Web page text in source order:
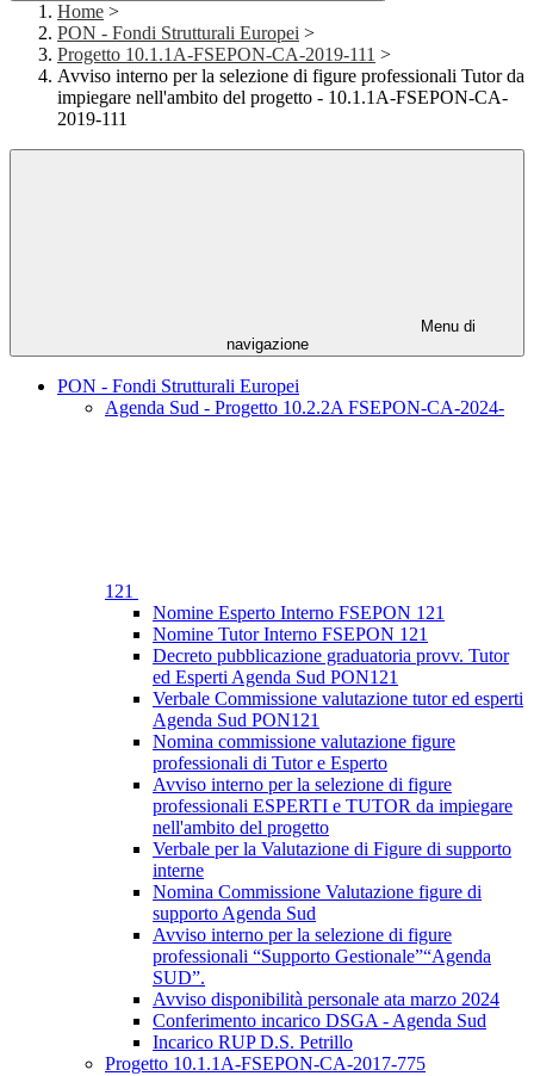
Home >
PON - Fondi Strutturali Europei >
Progetto 10.1.1A-FSEPON-CA-2019-111 >
Avviso interno per la selezione di figure professionali Tutor da
impiegare nell'ambito del progetto - 10.1.1A-FSEPON-CA-
2019-111
Menu di
navigazione
PON - Fondi Strutturali Europei
Agenda Sud - Progetto 10.2.2A FSEPON-CA-2024-
121
Nomine Esperto Interno FSEPON 121
Nomine Tutor Interno FSEPON 121
Decreto pubblicazione graduatoria provv. Tutor
ed Esperti Agenda Sud PON121
Verbale Commissione valutazione tutor ed esperti
Agenda Sud PON121
Nomina commissione valutazione figure
professionali di Tutor e Esperto
Avviso interno per la selezione di figure
professionali ESPERTI e TUTOR da impiegare
nell'ambito del progetto
Verbale per la Valutazione di Figure di supporto
interne
Nomina Commissione Valutazione figure di
supporto Agenda Sud
Avviso interno per la selezione di figure
professionali “Supporto Gestionale”“Agenda
SUD”.
Avviso disponibilità personale ata marzo 2024
Conferimento incarico DSGA - Agenda Sud
Incarico RUP D.S. Petrillo
Progetto 10.1.1A-FSEPON-CA-2017-775